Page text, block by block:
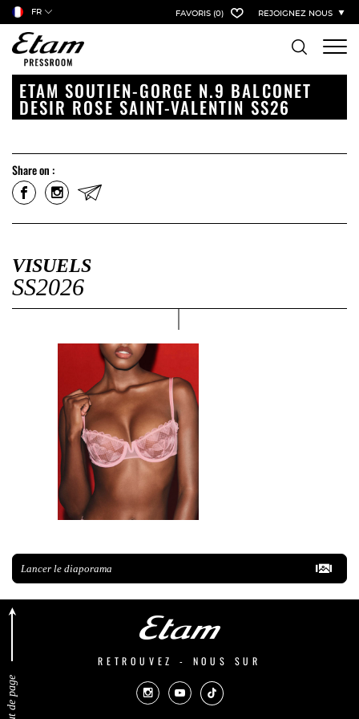
FR FAVORIS (0) REJOIGNEZ NOUS
ETAM SOUTIEN-GORGE N.9 BALCONET
DESIR ROSE SAINT-VALENTIN SS26
Share on :
VISUELS
SS2026
Lancer le diaporama
RETROUVEZ - NOUS SUR